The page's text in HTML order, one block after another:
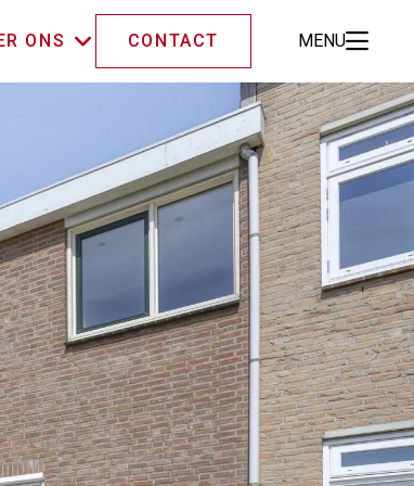
ONS CONTACT MENU